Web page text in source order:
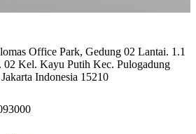
Office Park, Gedung 02 Lantai. 1.1
02 Kel. Kayu Putih Kec. Pulogadung
Indonesia 15210